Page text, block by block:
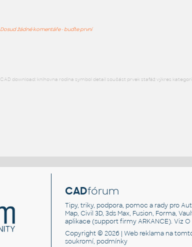
Dosud žádné komentáře - buďte první
CAD download: knihovna rodina symbol detail součást prvek stafáž výkres
CADfórum
Tipy, triky, podpora, pomoc a rady pro
Map, Civil 3D, 3ds Max, Fusion, Forma,
aplikace (support firmy ARKANCE). VizO
Copyright © 2026 |Web reklama na
soukromí, podmínky